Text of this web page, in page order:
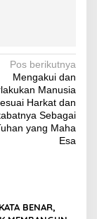
m
Pos berikutnya
Mengakui dan
Manusia
Harkat dan
Sebagai
yang Maha
Esa
BENAR,